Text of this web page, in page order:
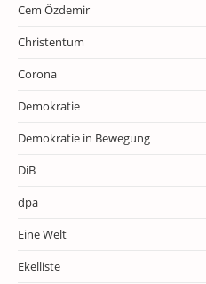
Cem Özdemir
Christentum
Corona
Demokratie
Demokratie in Bewegung
DiB
dpa
Eine Welt
Ekelliste